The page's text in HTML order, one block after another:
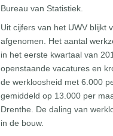
Bureau van Statistiek.
Uit cijfers van het UWV blijkt
afgenomen. Het aantal
in het eerste kwartaal van
openstaande vacatures en
de werkloosheid met 6.000
gemiddeld op 13.000 per
Drenthe. De daling van
in de bouw.